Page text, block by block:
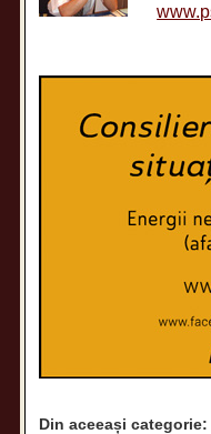
Din aceeași categorie: